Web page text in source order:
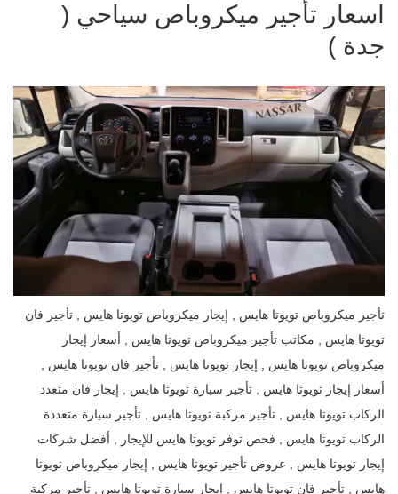
اسعار تأجير ميكروباص سياحي (
جدة )
تأجير ميكروباص تويوتا هايس , إيجار ميكروباص تويوتا هايس , تأجير فان
تويوتا هايس , مكاتب تأجير ميكروباص تويوتا هايس , أسعار إيجار
ميكروباص تويوتا هايس , إيجار تويوتا هايس , تأجير فان تويوتا هايس ,
أسعار إيجار تويوتا هايس , تأجير سيارة تويوتا هايس , إيجار فان متعدد
الركاب تويوتا هايس , تأجير مركبة تويوتا هايس , تأجير سيارة متعددة
الركاب تويوتا هايس , فحص توفر تويوتا هايس للإيجار , أفضل شركات
إيجار تويوتا هايس , عروض تأجير تويوتا هايس , إيجار ميكروباص تويوتا
هايس , تأجير فان تويوتا هايس , إيجار سيارة تويوتا هايس , تأجير مركبة